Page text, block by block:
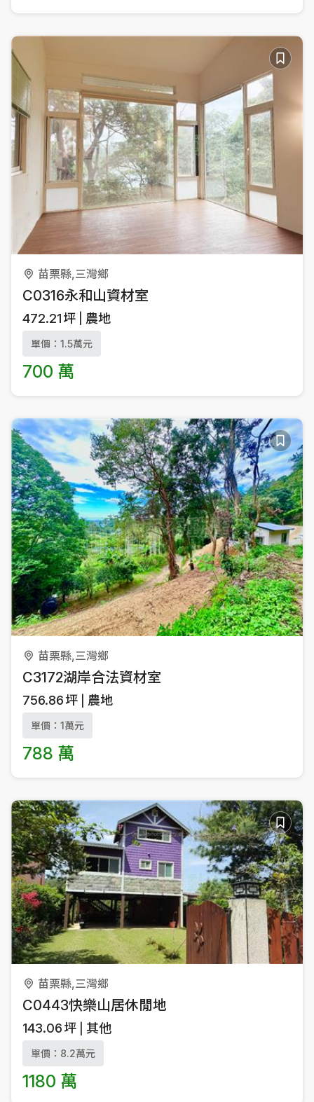
苗栗縣,三灣鄉
C0316永和山資材室
472.21坪 農地
單價：1.5萬元
700 萬
苗栗縣,三灣鄉
C3172湖岸合法資材室
756.86坪 農地
單價：1萬元
788 萬
苗栗縣,三灣鄉
C0443快樂山居休閒地
143.06坪 其他
單價：8.2萬元
1180 萬